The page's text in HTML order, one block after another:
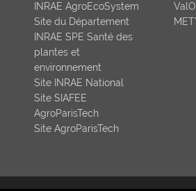
INRAE AgroEcoSystem
Site du Département
INRAE SPE Santé des
plantes et
environnement
Site INRAE National
Site SIAFEE
AgroParisTech
Site AgroParisTech